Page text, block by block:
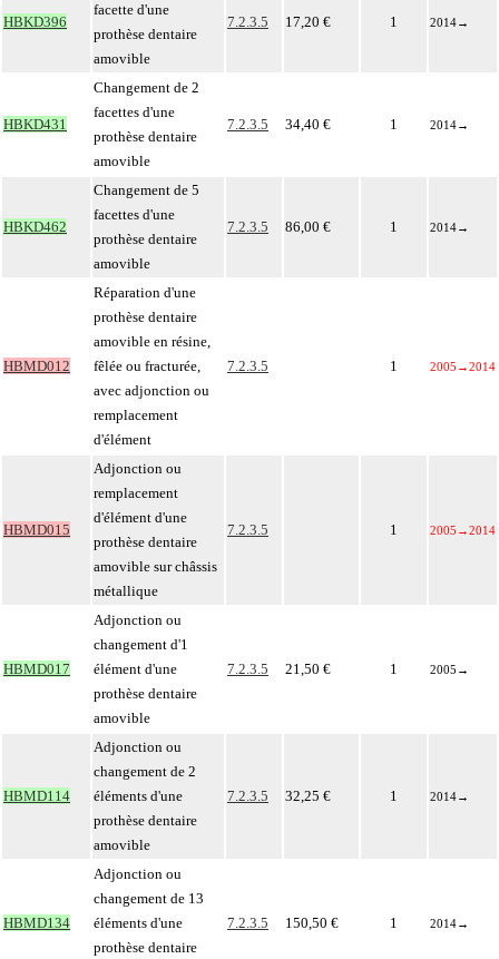
HBKD396
facette d'une
prothèse dentaire
amovible
7.2.3.5 17,20 € 1 2014→
HBKD431
Changement de 2
facettes d'une
prothèse dentaire
amovible
7.2.3.5 34,40 € 1 2014→
HBKD462
Changement de 5
facettes d'une
prothèse dentaire
amovible
7.2.3.5 86,00 € 1 2014→
HBMD012
Réparation d'une
prothèse dentaire
amovible en résine,
fêlée ou fracturée,
avec adjonction ou
remplacement
d'élément
7.2.3.5 1 2005 →2014
HBMD015
Adjonction ou
remplacement
d'élément d'une
prothèse dentaire
amovible sur châssis
métallique
7.2.3.5 1 2005 →2014
HBMD017
Adjonction ou
changement d'1
élément d'une
prothèse dentaire
amovible
7.2.3.5 21,50 € 1 2005 →
HBMD114
Adjonction ou
changement de 2
éléments d'une
prothèse dentaire
amovible
7.2.3.5 32,25 € 1 2014→
HBMD134
Adjonction ou
changement de 13
éléments d'une
prothèse dentaire
7.2.3.5 150,50 € 1 2014→